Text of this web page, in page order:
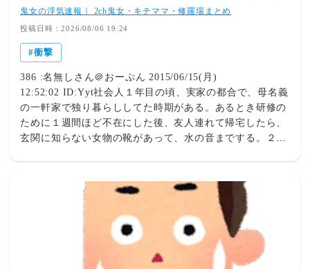
「私はあなたの母の妹の彼氏の娘ですけど！」意味
が…→キチに武勇伝が追加された話。
鬼女の浮気速報｜ 2ch鬼女・キチママ・修羅場まとめ
投稿日時：2026/08/06 19:24
衝撃
386 :名無しさん＠おーぷん 2015/06/15(月)
12:52:02 ID:Yyt社会人１年目の頃、実家の都合で、母名義
の一軒家で独り暮らししてた時期がある。あるとき研修の
ために１週間ほど不在にした後、友人連れて帰宅したら、
玄関に知らない女物の靴があって、水の音までする。２人
なんなの！？」という感じだったので、とりあえずワケあ
りっぽいので事情を聴いてみようとなった。（こっちは２
人だし、２人とも空手サークルだから、か弱い見た目の女
忄生相手なら勝てる！ とか思ってた。もう22歳だったの
にﾊﾞｶｽ）すごく礼儀正しい女忄生だったんだけど、「Ａ山
Ａ子です」と自己紹介するのを聞いてもピンとこない。だ